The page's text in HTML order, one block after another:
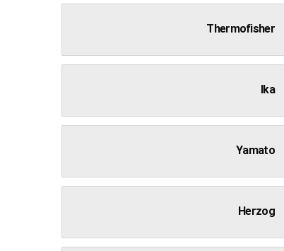
Thermofisher
Ika
Yamato
Herzog